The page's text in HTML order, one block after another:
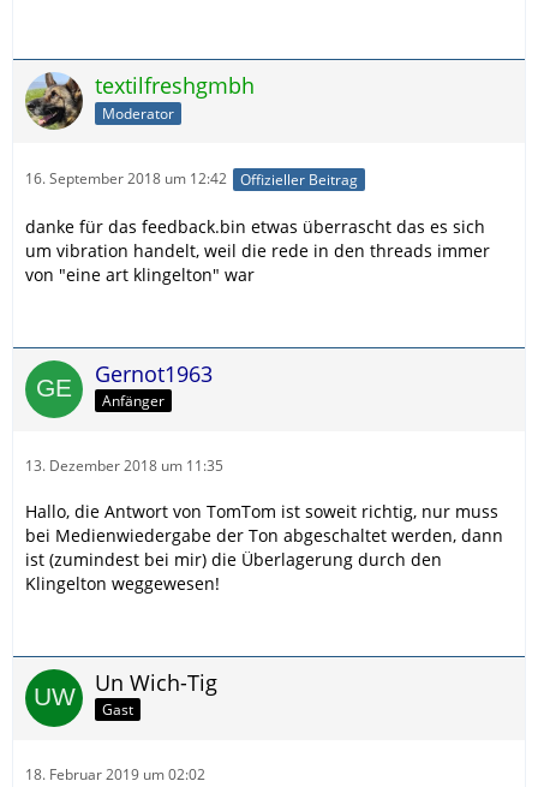
textilfreshgmbh
Moderator
16. September 2018 um 12:42 Offizieller Beitrag
danke für das feedback.bin etwas überrascht das es sich
um vibration handelt, weil die rede in den threads immer
von "eine art klingelton" war
Gernot1963
Anfänger
13. Dezember 2018 um 11:35
Hallo, die Antwort von TomTom ist soweit richtig, nur muss
bei Medienwiedergabe der Ton abgeschaltet werden, dann
ist (zumindest bei mir) die Überlagerung durch den
Klingelton weggewesen!
Un Wich-Tig
Gast
18. Februar 2019 um 02:02